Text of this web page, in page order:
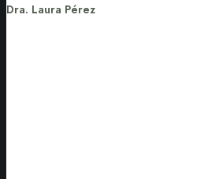
Dra. Laura Pérez